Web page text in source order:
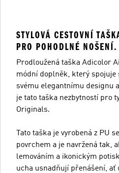
STYLOVÁ CESTOVNÍ
PRO POHODLNÉ NOŠENÍ.
Prodloužená taška Adicolor
módní doplněk, který
svému elegantnímu designu
je tato taška nezbytností pro
Originals.
Tato taška je vyrobená z PU
povrchem a je navržená tak,
lemováním a ikonickým
ucha usnadňují přenášení, ať